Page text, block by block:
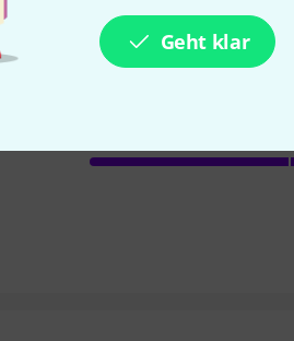
Geht klar